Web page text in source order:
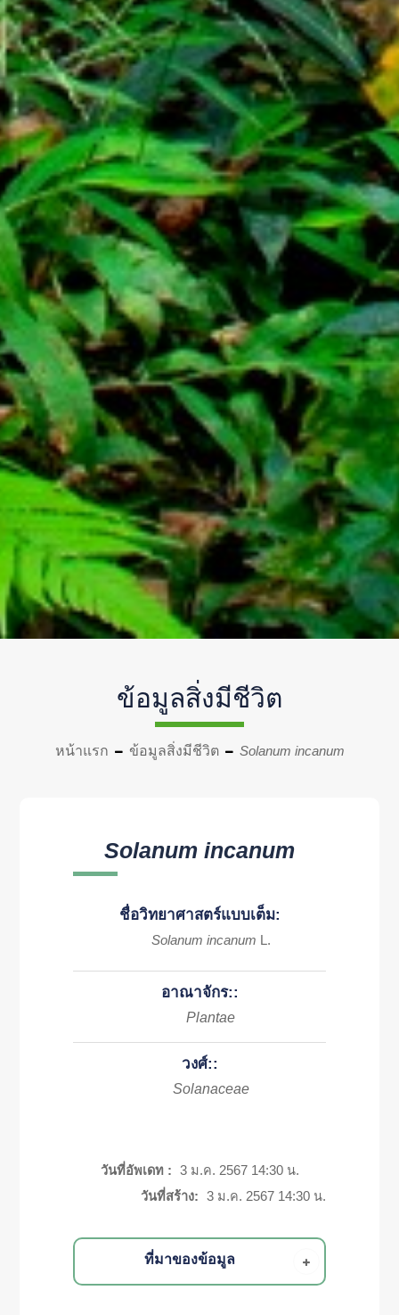
ข้อมูลสิ่งมีชีวิต
หน้าแรก ข้อมูลสิ่งมีชีวิต Solanum incanum
Solanum incanum
ชื่อวิทยาศาสตร์แบบเต็ม:
Solanum incanum L.
อาณาจักร::
Plantae
วงศ์::
Solanaceae
วันที่อัพเดท :
3 ม.ค. 2567 14:30 น.
วันที่สร้าง:
3 ม.ค. 2567 14:30 น.
ที่มาของข้อมูล